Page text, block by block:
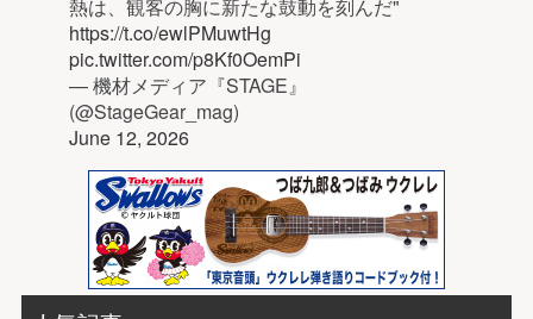
熱は、観客の胸に新たな鼓動を刻んだ"
https://t.co/ewlPMuwtHg
pic.twitter.com/p8Kf0OemPi
— 機材メディア『STAGE』
(@StageGear_mag)
June 12, 2026